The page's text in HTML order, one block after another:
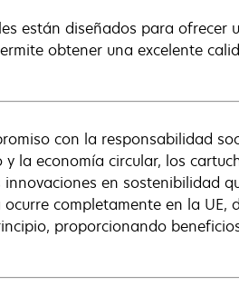
están diseñados para ofrecer
obtener una excelente
con la responsabilidad
la economía circular, los
en sostenibilidad
completamente en la
proporcionando